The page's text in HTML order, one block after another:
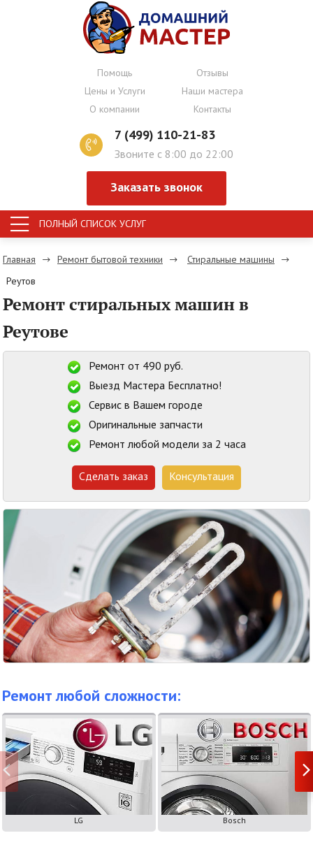
Помощь
Отзывы
Цены и Услуги
Наши мастера
О компании
Контакты
7 (499) 110-21-83
Звоните с 8:00 до 22:00
Заказать звонок
ПОЛНЫЙ СПИСОК УСЛУГ
Главная Ремонт бытовой техники Стиральные машины
Реутов
Ремонт стиральных машин в
Реутове
Ремонт от 490 руб.
Выезд Мастера Бесплатно!
Сервис в Вашем городе
Оригинальные запчасти
Ремонт любой модели за 2 часа
Сделать заказ Консультация
Ремонт любой сложности:
LG Bosch